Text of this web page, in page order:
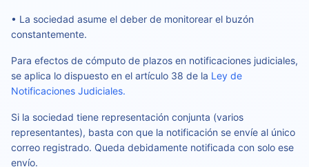
• La sociedad asume el deber de monitorear el buzón
constantemente.
Para efectos de cómputo de plazos en notificaciones judiciales,
se aplica lo dispuesto en el artículo 38 de la Ley de
Notificaciones Judiciales.
Si la sociedad tiene representación conjunta (varios
representantes), basta con que la notificación se envíe al único
correo registrado. Queda debidamente notificada con solo ese
envío.